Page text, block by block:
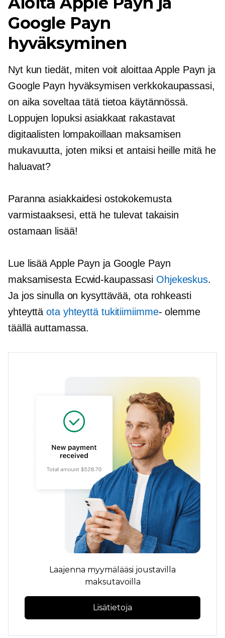
Google Payn
hyväksyminen
Nyt kun tiedät, miten voit aloittaa Apple Payn ja
Google Payn hyväksymisen verkkokaupassasi,
on aika soveltaa tätä tietoa käytännössä.
Loppujen lopuksi asiakkaat rakastavat
digitaalisten lompakoillaan maksamisen
mukavuutta, joten miksi et antaisi heille mitä he
haluavat?
Paranna asiakkaidesi ostokokemusta
varmistaaksesi, että he tulevat takaisin
ostamaan lisää!
Lue lisää Apple Payn ja Google Payn
maksamisesta Ecwid-kaupassasi Ohjekeskus.
Ja jos sinulla on kysyttävää, ota rohkeasti
yhteyttäota yhteyttä tukitiimiimme- olemme
täällä auttamassa.
Laajenna myymälääsi joustavilla
maksutavoilla
Lisätietoja